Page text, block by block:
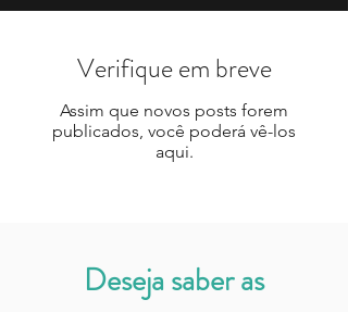
Verifique em breve
Assim que novos posts forem
publicados, você poderá vê-los
aqui.
Deseja saber as